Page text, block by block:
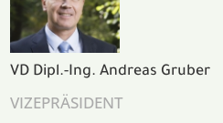
VD Dipl.-Ing. Andreas Gruber
VIZEPRÄSIDENT